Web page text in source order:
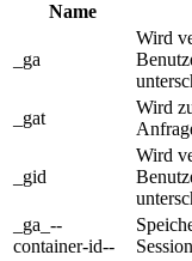
Name
_ga
Wird
_gat
Wird
_gid
Wird
_ga_--
container-id--